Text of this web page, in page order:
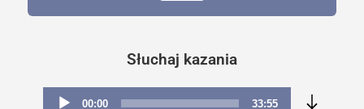
Słuchaj kazania
00:00 33:55